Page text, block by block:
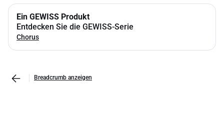
Ein GEWISS Produkt
Entdecken Sie die GEWISS-Serie
Chorus
Breadcrumb anzeigen